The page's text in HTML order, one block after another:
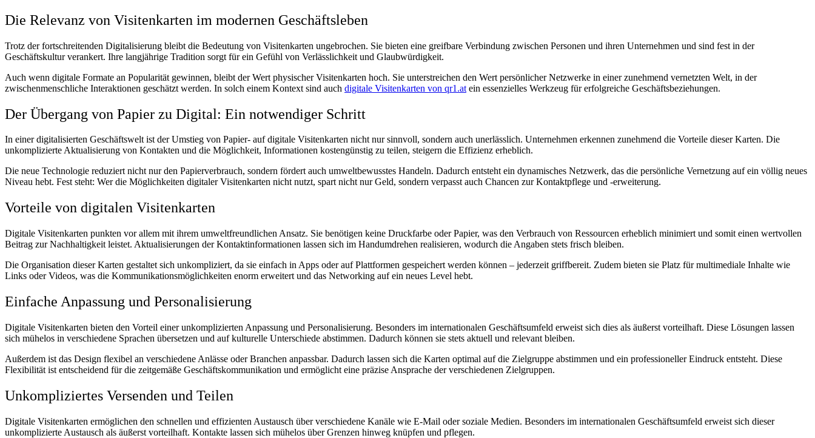
Die Relevanz von Visitenkarten im modernen Geschäftsleben
Trotz der fortschreitenden Digitalisierung bleibt die Bedeutung von Visitenkarten ungebrochen. Sie bieten eine greifbare Verbindung zwischen Personen und ihren Unternehmen und sind fest in der
Geschäftskultur verankert. Ihre langjährige Tradition sorgt für ein Gefühl von Verlässlichkeit und Glaubwürdigkeit.
Auch wenn digitale Formate an Popularität gewinnen, bleibt der Wert physischer Visitenkarten hoch. Sie unterstreichen den Wert persönlicher Netzwerke in einer zunehmend vernetzten Welt, in der
zwischenmenschliche Interaktionen geschätzt werden. In solch einem Kontext sind auch digitale Visitenkarten von qr1.at ein essenzielles Werkzeug für erfolgreiche Geschäftsbeziehungen.
Der Übergang von Papier zu Digital: Ein notwendiger Schritt
In einer digitalisierten Geschäftswelt ist der Umstieg von Papier- auf digitale Visitenkarten nicht nur sinnvoll, sondern auch unerlässlich. Unternehmen erkennen zunehmend die Vorteile dieser Karten. Die
unkomplizierte Aktualisierung von Kontakten und die Möglichkeit, Informationen kostengünstig zu teilen, steigern die Effizienz erheblich.
Die neue Technologie reduziert nicht nur den Papierverbrauch, sondern fördert auch umweltbewusstes Handeln. Dadurch entsteht ein dynamisches Netzwerk, das die persönliche Vernetzung auf ein völlig neues
Niveau hebt. Fest steht: Wer die Möglichkeiten digitaler Visitenkarten nicht nutzt, spart nicht nur Geld, sondern verpasst auch Chancen zur Kontaktpflege und -erweiterung.
Vorteile von digitalen Visitenkarten
Digitale Visitenkarten punkten vor allem mit ihrem umweltfreundlichen Ansatz. Sie benötigen keine Druckfarbe oder Papier, was den Verbrauch von Ressourcen erheblich minimiert und somit einen wertvollen
Beitrag zur Nachhaltigkeit leistet. Aktualisierungen der Kontaktinformationen lassen sich im Handumdrehen realisieren, wodurch die Angaben stets frisch bleiben.
Die Organisation dieser Karten gestaltet sich unkompliziert, da sie einfach in Apps oder auf Plattformen gespeichert werden können – jederzeit griffbereit. Zudem bieten sie Platz für multimediale Inhalte wie
Links oder Videos, was die Kommunikationsmöglichkeiten enorm erweitert und das Networking auf ein neues Level hebt.
Einfache Anpassung und Personalisierung
Digitale Visitenkarten bieten den Vorteil einer unkomplizierten Anpassung und Personalisierung. Besonders im internationalen Geschäftsumfeld erweist sich dies als äußerst vorteilhaft. Diese Lösungen lassen
sich mühelos in verschiedene Sprachen übersetzen und auf kulturelle Unterschiede abstimmen. Dadurch können sie stets aktuell und relevant bleiben.
Außerdem ist das Design flexibel an verschiedene Anlässe oder Branchen anpassbar. Dadurch lassen sich die Karten optimal auf die Zielgruppe abstimmen und ein professioneller Eindruck entsteht. Diese
Flexibilität ist entscheidend für die zeitgemäße Geschäftskommunikation und ermöglicht eine präzise Ansprache der verschiedenen Zielgruppen.
Unkompliziertes Versenden und Teilen
Digitale Visitenkarten ermöglichen den schnellen und effizienten Austausch über verschiedene Kanäle wie E-Mail oder soziale Medien. Besonders im internationalen Geschäftsumfeld erweist sich dieser
unkomplizierte Austausch als äußerst vorteilhaft. Kontakte lassen sich mühelos über Grenzen hinweg knüpfen und pflegen.